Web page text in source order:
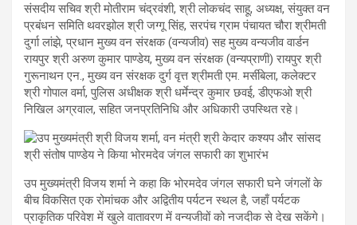
संसदीय सचिव श्री मोतीराम चंद्रवंशी, श्री लोकचंद साहू, अध्यक्ष, संयुक्त वन
प्रबंधन समिति थवरझोल श्री जग्गू सिंह, सरपंच ग्राम पंचायत चौरा श्रीमती
दुर्गा लांझे, प्रधान मुख्य वन संरक्षक (वन्यजीव) सह मुख्य वन्यजीव वार्डन
रायपुर श्री अरुण कुमार पाण्डेय, मुख्य वन संरक्षक (वन्यप्राणी) रायपुर श्री
गुरूनाथन एन., मुख्य वन संरक्षक दुर्ग वृत्त श्रीमती एम. मर्सीबेला, कलेक्टर
श्री गोपाल वर्मा, पुलिस अधीक्षक श्री धर्मेन्द्र कुमार छवई, डीएफओ श्री
निखिल अग्रवाल, सहित जनप्रतिनिधि और अधिकारी उपस्थित रहे।
उप मुख्यमंत्री विजय शर्मा ने कहा कि भोरमदेव जंगल सफारी घने जंगलों के
बीच विकसित एक रोमांचक और अद्वितीय पर्यटन स्थल है, जहाँ पर्यटक
प्राकृतिक परिवेश में खुले वातावरण में वन्यजीवों को नजदीक से देख सकेंगे।